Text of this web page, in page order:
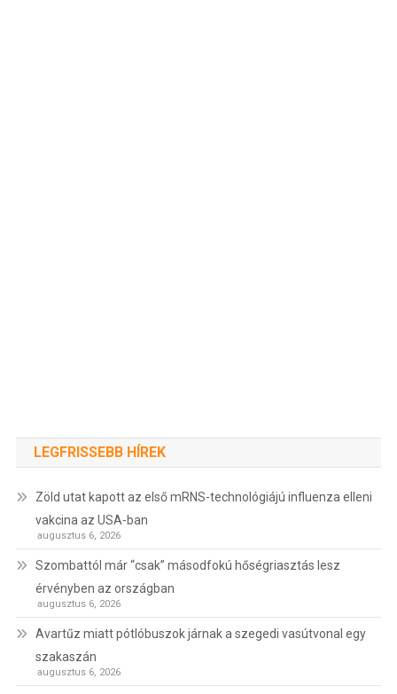
LEGFRISSEBB HÍREK
Zöld utat kapott az első mRNS-technológiájú influenza elleni
vakcina az USA-ban
augusztus 6, 2026
Szombattól már “csak” másodfokú hőségriasztás lesz
érvényben az országban
augusztus 6, 2026
Avartűz miatt pótlóbuszok járnak a szegedi vasútvonal egy
szakaszán
augusztus 6, 2026